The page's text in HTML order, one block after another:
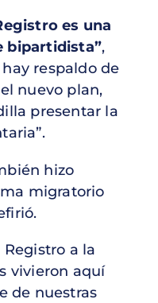
es una
bipartidista”,
respaldo de
nuevo plan,
presentar la
hizo
migratorio
a la
vivieron aquí
de nuestras